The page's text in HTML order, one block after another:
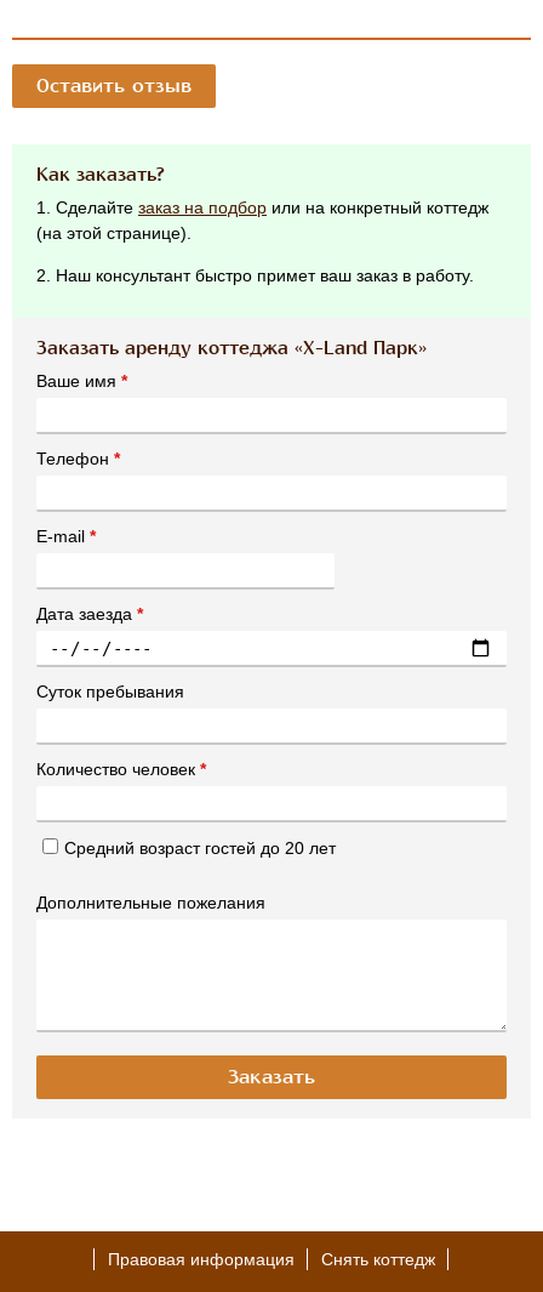
Оставить отзыв
Как заказать?
1. Сделайте заказ на подбор или на конкретный коттедж
(на этой странице).
2. Наш консультант быстро примет ваш заказ в работу.
Заказать аренду коттеджа «Х-Land Парк»
Ваше имя *
Телефон *
E-mail *
Дата заезда *
Суток пребывания
Количество человек *
Средний возраст гостей до 20 лет
Дополнительные пожелания
Правовая информация Снять коттедж